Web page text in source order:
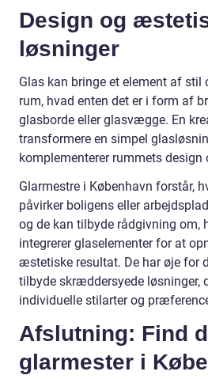
Design og
løsninger
Glas kan bringe et element af stil
rum, hvad enten det er i form af
glasborde eller glasvægge. En
transformere en simpel
komplementerer rummets
Glarmestre i København forstår,
påvirker boligens eller
og de kan tilbyde rådgivning om,
integrerer glaselementer for at
æstetiske resultat. De har øje for
tilbyde skræddersyede løsninger,
individuelle stilarter og
Afslutning: Find
glarmester i